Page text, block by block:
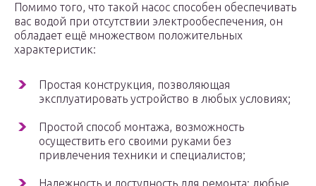
Помимо того, что такой насос способен обеспечивать
вас водой при отсутствии электрообеспечения, он
обладает ещё множеством положительных
характеристик:
Простая конструкция, позволяющая
эксплуатировать устройство в любых условиях;
Простой способ монтажа, возможность
осуществить его своими руками без
привлечения техники и специалистов;
Надежность и доступность для ремонта: любые